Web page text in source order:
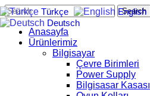
Search
Anasayfa
Ürünlerimiz
Bilgisayar
Çevre Birimleri
Power Supply
Bilgisasar Kasası
Türkçe English
Deutsch